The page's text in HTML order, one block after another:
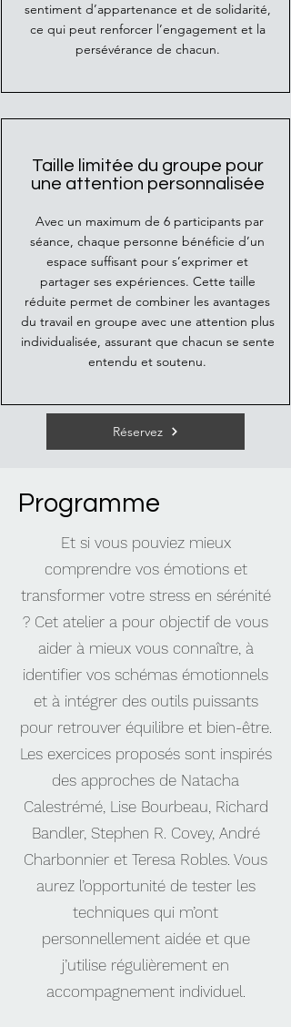
sentiment d’appartenance et de solidarité,
ce qui peut renforcer l’engagement et la
persévérance de chacun.
Taille limitée du groupe pour
une attention personnalisée
Avec un maximum de 6 participants par
séance, chaque personne bénéficie d’un
espace suffisant pour s’exprimer et
partager ses expériences. Cette taille
réduite permet de combiner les avantages
du travail en groupe avec une attention plus
individualisée, assurant que chacun se sente
entendu et soutenu.
Réservez
Programme
Et si vous pouviez mieux
comprendre vos émotions et
transformer votre stress en sérénité
? Cet atelier a pour objectif de vous
aider à mieux vous connaître, à
identifier vos schémas émotionnels
et à intégrer des outils puissants
pour retrouver équilibre et bien-être.
Les exercices proposés sont inspirés
des approches de Natacha
Calestrémé, Lise Bourbeau, Richard
Bandler, Stephen R. Covey, André
Charbonnier et Teresa Robles. Vous
aurez l’opportunité de tester les
techniques qui m’ont
personnellement aidée et que
j’utilise régulièrement en
accompagnement individuel.